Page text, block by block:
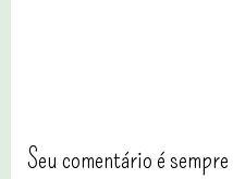
Seu comentário é